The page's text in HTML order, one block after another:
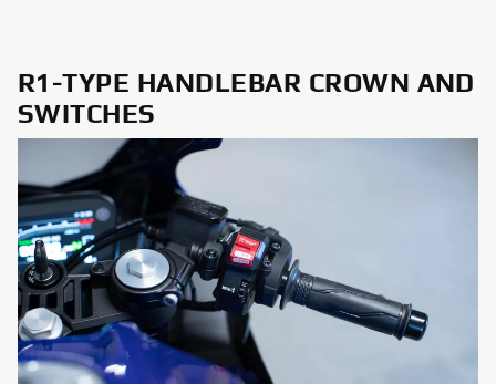
R1-TYPE HANDLEBAR CROWN AND
SWITCHES